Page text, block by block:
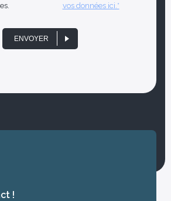
vos données ici.*
ENVOYER
!